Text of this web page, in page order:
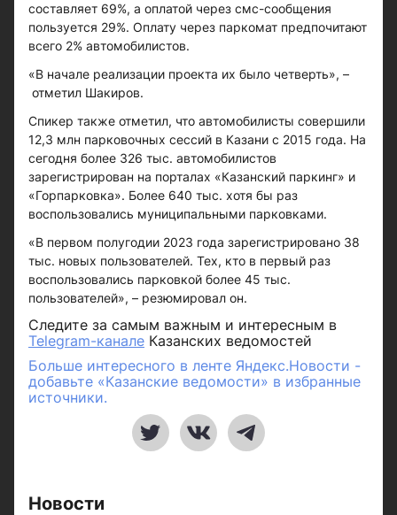
составляет 69%, а оплатой через смс-сообщения
пользуется 29%. Оплату через паркомат предпочитают
всего 2% автомобилистов.
«В начале реализации проекта их было четверть», –
отметил Шакиров.
Спикер также отметил, что автомобилисты совершили
12,3 млн парковочных сессий в Казани с 2015 года. На
сегодня более 326 тыс. автомобилистов
зарегистрирован на порталах «Казанский паркинг» и
«Горпарковка». Более 640 тыс. хотя бы раз
воспользовались муниципальными парковками.
«В первом полугодии 2023 года зарегистрировано 38
тыс. новых пользователей. Тех, кто в первый раз
воспользовались парковкой более 45 тыс.
пользователей», – резюмировал он.
Следите за самым важным и интересным в
Telegram-канале Казанских ведомостей
Больше интересного в ленте Яндекс.Новости -
добавьте «Казанские ведомости» в избранные
источники.
Новости